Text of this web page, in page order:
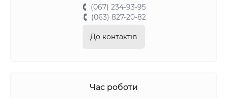
(067) 234-93-95
(063) 827-20-82
До контактів
Час роботи